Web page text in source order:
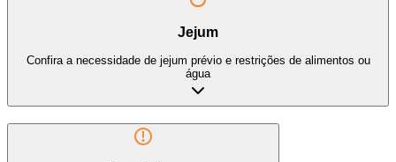
Jejum
Confira a necessidade de jejum prévio e restrições de alimentos ou
água